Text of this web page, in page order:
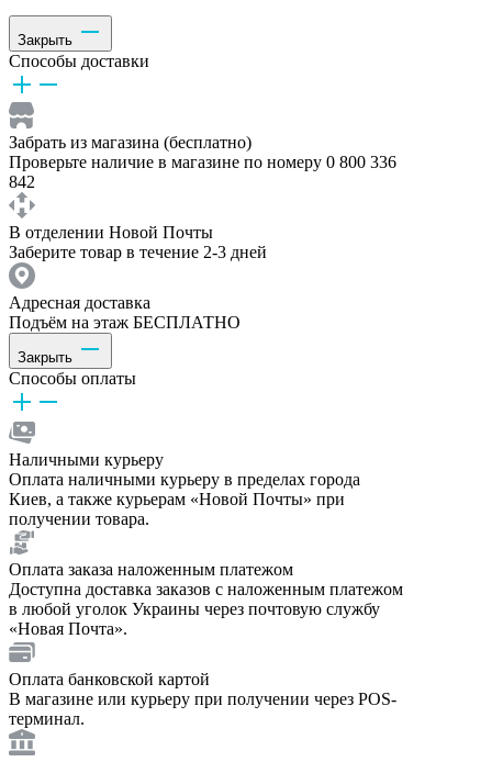
Закрыть
Способы доставки
Забрать из магазина (бесплатно)
Проверьте наличие в магазине по номеру 0 800 336
842
В отделении Новой Почты
Заберите товар в течение 2-3 дней
Адресная доставка
Подъём на этаж БЕСПЛАТНО
Закрыть
Способы оплаты
Наличными курьеру
Оплата наличными курьеру в пределах города
Киев, а также курьерам «Новой Почты» при
получении товара.
Оплата заказа наложенным платежом
Доступна доставка заказов с наложенным платежом
в любой уголок Украины через почтовую службу
«Новая Почта».
Оплата банковской картой
В магазине или курьеру при получении через POS-
терминал.